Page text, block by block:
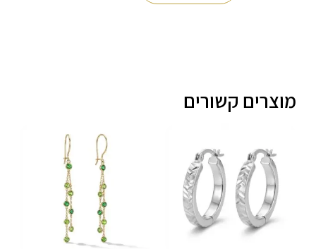
מוצרים קשורים